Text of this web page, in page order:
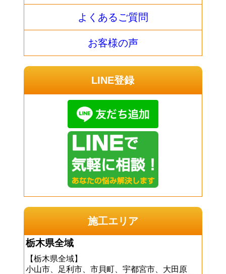
よくあるご質問
お客様の声
LINE登録
施工エリア
栃木県全域
【栃木県全域】
小山市、足利市、市貝町、宇都宮市、大田原